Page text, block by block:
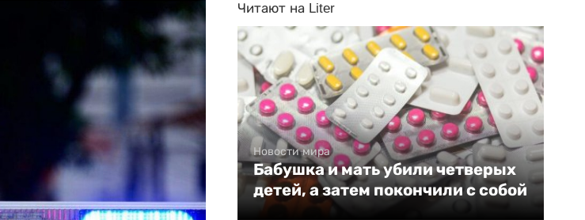
Читают на Liter
Новости мира
Бабушка и мать убили четверых
детей, а затем покончили с собой